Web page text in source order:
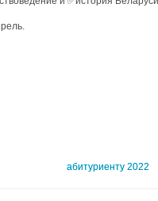
абитуриенту 2022